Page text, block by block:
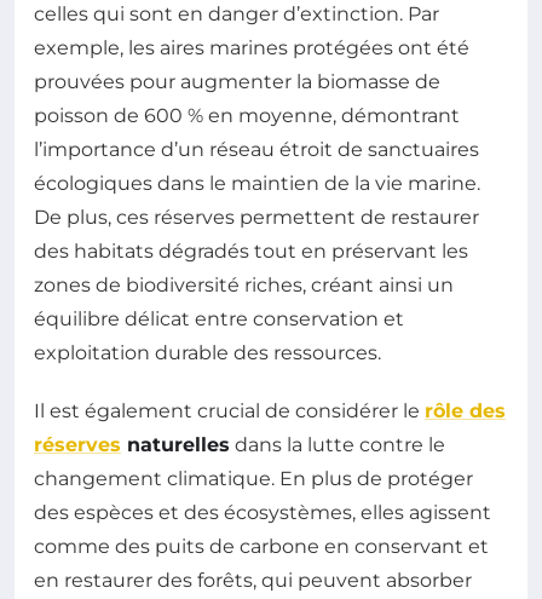
celles qui sont en danger d’extinction. Par
exemple, les aires marines protégées ont été
prouvées pour augmenter la biomasse de
poisson de 600 % en moyenne, démontrant
l’importance d’un réseau étroit de sanctuaires
écologiques dans le maintien de la vie marine.
De plus, ces réserves permettent de restaurer
des habitats dégradés tout en préservant les
zones de biodiversité riches, créant ainsi un
équilibre délicat entre conservation et
exploitation durable des ressources.
Il est également crucial de considérer le rôle des
réserves naturelles dans la lutte contre le
changement climatique. En plus de protéger
des espèces et des écosystèmes, elles agissent
comme des puits de carbone en conservant et
en restaurer des forêts, qui peuvent absorber